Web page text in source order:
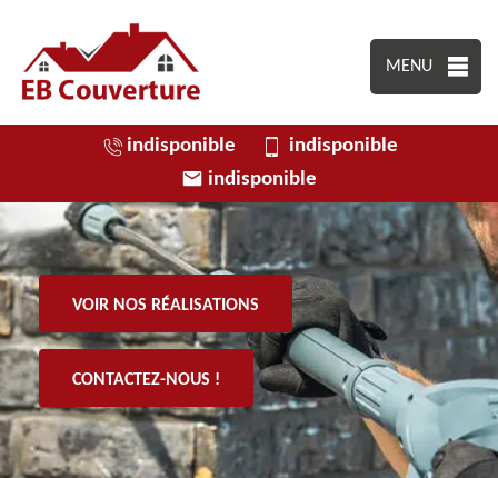
MENU
indisponible
indisponible
indisponible
VOIR NOS RÉALISATIONS
CONTACTEZ-NOUS !